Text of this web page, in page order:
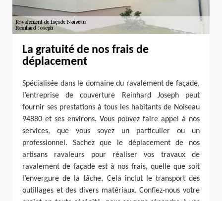
La gratuité de nos frais de
déplacement
Spécialisée dans le domaine du ravalement de façade,
l’entreprise de couverture Reinhard Joseph peut
fournir ses prestations à tous les habitants de Noiseau
94880 et ses environs. Vous pouvez faire appel à nos
services, que vous soyez un particulier ou un
professionnel. Sachez que le déplacement de nos
artisans ravaleurs pour réaliser vos travaux de
ravalement de façade est à nos frais, quelle que soit
l’envergure de la tâche. Cela inclut le transport des
outillages et des divers matériaux. Confiez-nous votre